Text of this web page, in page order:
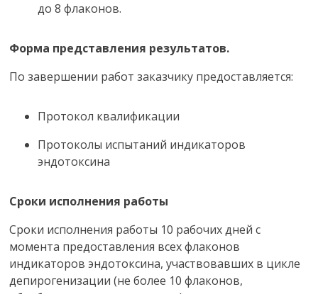
до 8 флаконов.
Форма представления результатов.
По завершении работ заказчику предоставляется:
Протокол квалификации
Протоколы испытаний индикаторов
эндотоксина
Сроки исполнения работы
Сроки исполнения работы 10 рабочих дней с
момента предоставления всех флаконов
индикаторов эндотоксина, участвовавших в цикле
депирогенизации (не более 10 флаконов,